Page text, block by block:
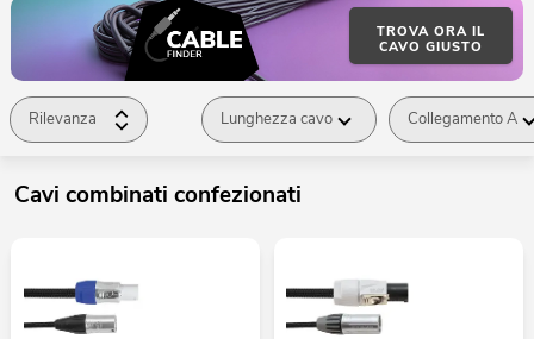
TROVA ORA IL
CAVO GIUSTO
Rilevanza Lunghezza cavo Collegamento A
Cavi combinati confezionati